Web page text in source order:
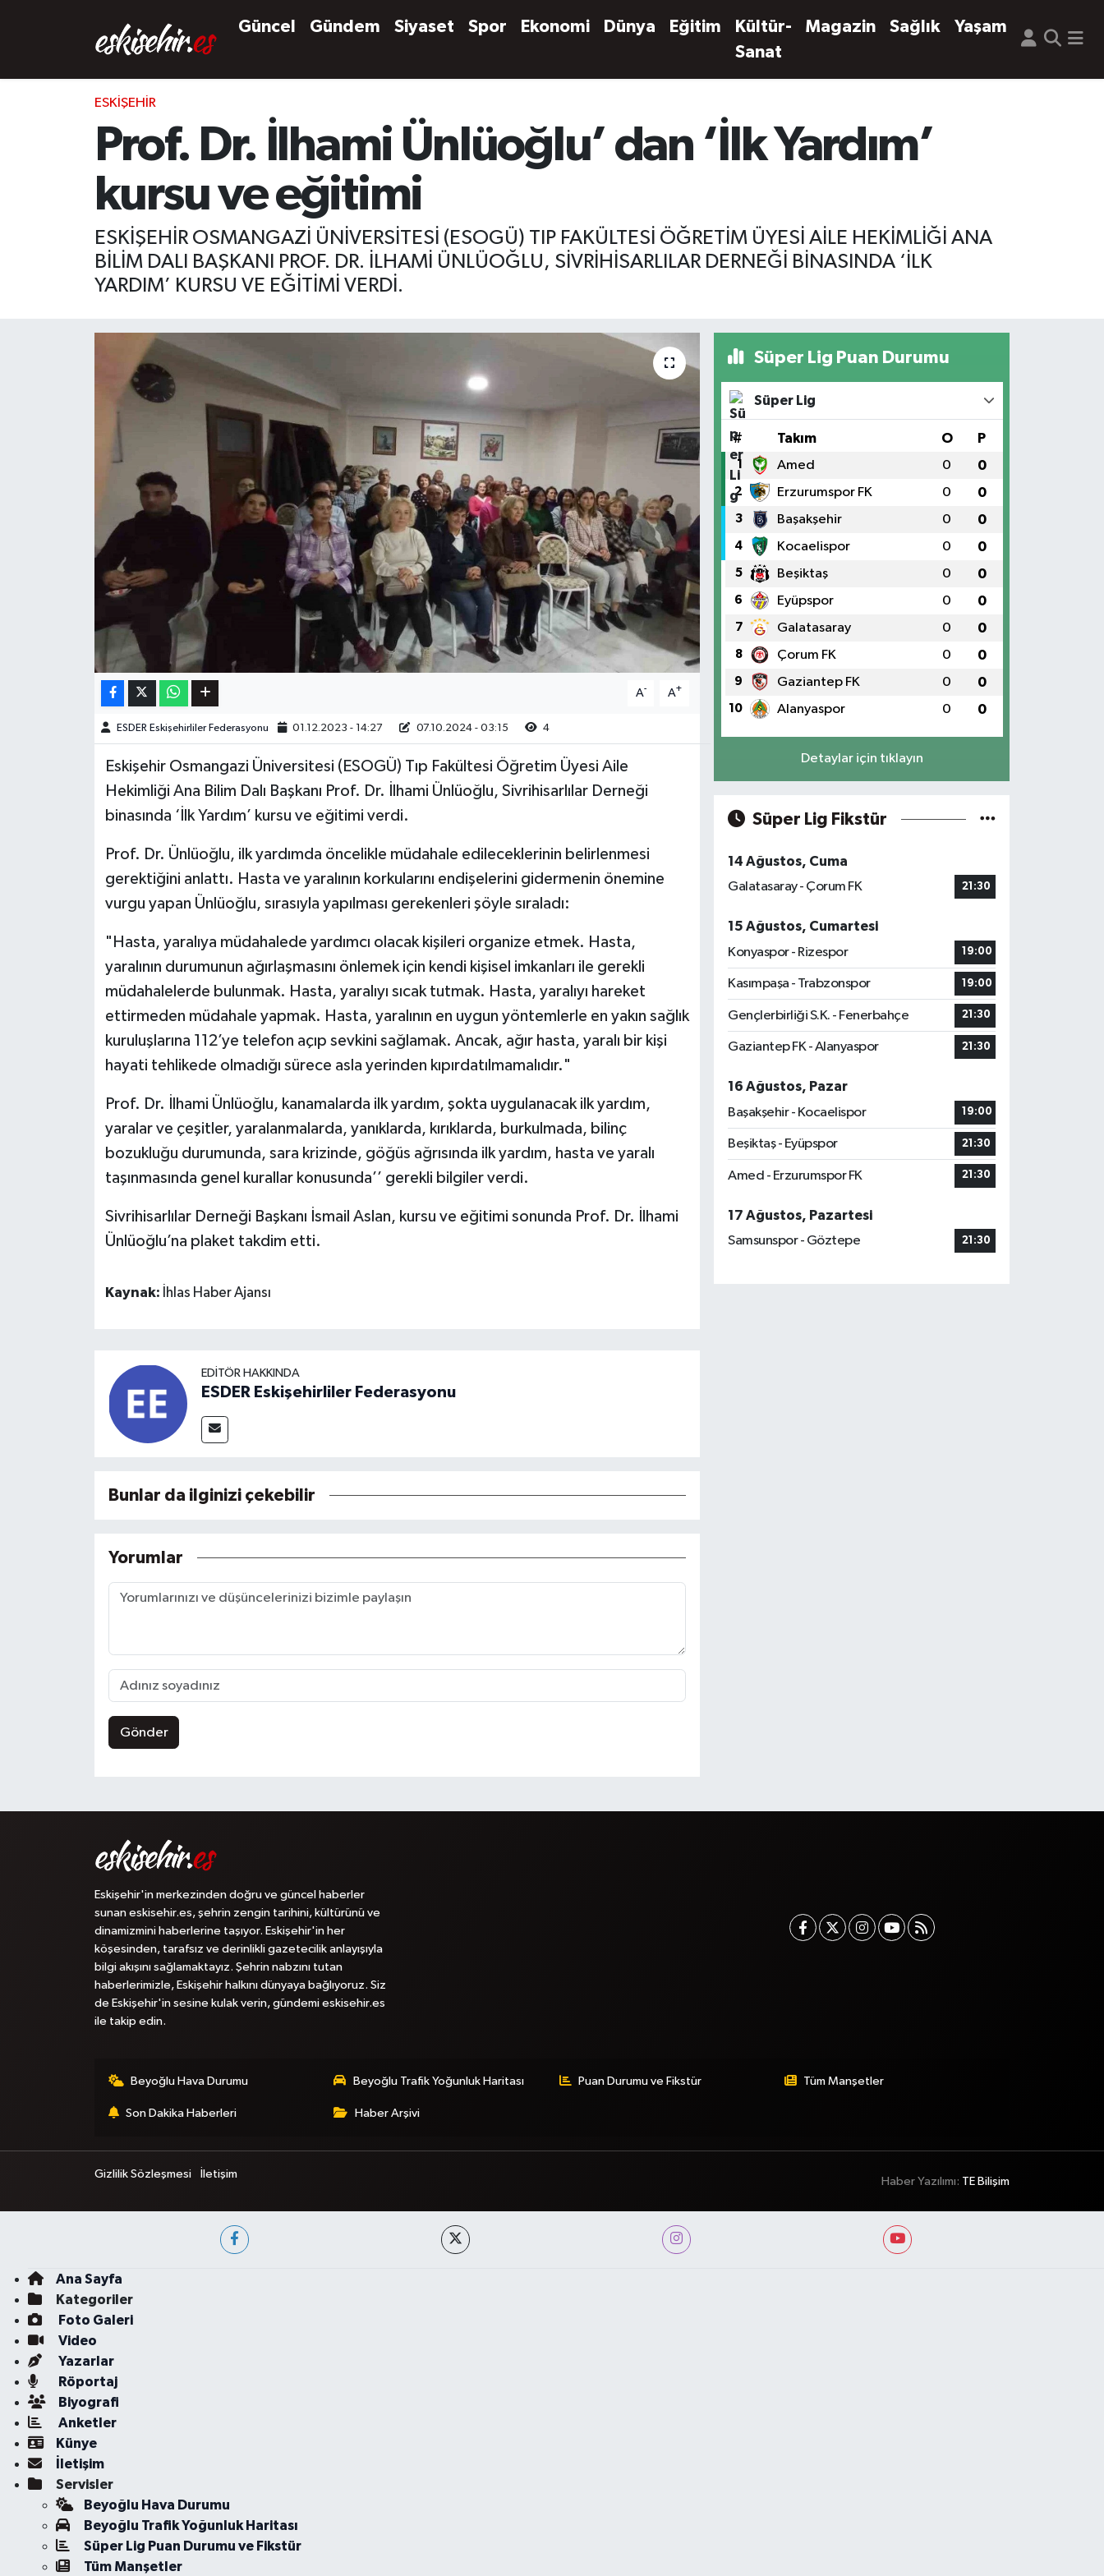
Güncel Gündem Siyaset Spor Ekonomi Dünya Eğitim
Kültür-
Sanat
Magazin Sağlık Yaşam
ESKIŞEHIR
Prof. Dr. İlhami Ünlüoğlu’ dan ‘İlk Yardım’
kursu ve eğitimi
ESKİŞEHİR OSMANGAZİ ÜNİVERSİTESİ (ESOGÜ) TIP FAKÜLTESİ ÖĞRETİM ÜYESİ AİLE HEKİMLİĞİ ANA
BİLİM DALI BAŞKANI PROF. DR. İLHAMİ ÜNLÜOĞLU, SİVRİHİSARLILAR DERNEĞİ BİNASINDA ‘İLK
YARDIM’ KURSU VE EĞİTİMİ VERDİ.
A- A+
ESDER Eskişehirliler Federasyonu 01.12.2023 - 14:27 07.10.2024 - 03:15 4
Eskişehir Osmangazi Üniversitesi (ESOGÜ) Tıp Fakültesi Öğretim Üyesi Aile
Hekimliği Ana Bilim Dalı Başkanı Prof. Dr. İlhami Ünlüoğlu, Sivrihisarlılar Derneği
binasında ‘İlk Yardım’ kursu ve eğitimi verdi.
Prof. Dr. Ünlüoğlu, ilk yardımda öncelikle müdahale edileceklerinin belirlenmesi
gerektiğini anlattı. Hasta ve yaralının korkularını endişelerini gidermenin önemine
vurgu yapan Ünlüoğlu, sırasıyla yapılması gerekenleri şöyle sıraladı:
"Hasta, yaralıya müdahalede yardımcı olacak kişileri organize etmek. Hasta,
yaralının durumunun ağırlaşmasını önlemek için kendi kişisel imkanları ile gerekli
müdahalelerde bulunmak. Hasta, yaralıyı sıcak tutmak. Hasta, yaralıyı hareket
ettirmeden müdahale yapmak. Hasta, yaralının en uygun yöntemlerle en yakın sağlık
kuruluşlarına 112’ye telefon açıp sevkini sağlamak. Ancak, ağır hasta, yaralı bir kişi
hayati tehlikede olmadığı sürece asla yerinden kıpırdatılmamalıdır."
Prof. Dr. İlhami Ünlüoğlu, kanamalarda ilk yardım, şokta uygulanacak ilk yardım,
yaralar ve çeşitler, yaralanmalarda, yanıklarda, kırıklarda, burkulmada, bilinç
bozukluğu durumunda, sara krizinde, göğüs ağrısında ilk yardım, hasta ve yaralı
taşınmasında genel kurallar konusunda’’ gerekli bilgiler verdi.
Sivrihisarlılar Derneği Başkanı İsmail Aslan, kursu ve eğitimi sonunda Prof. Dr. İlhami
Ünlüoğlu’na plaket takdim etti.
Kaynak: İhlas Haber Ajansı
EDITÖR HAKKINDA
ESDER Eskişehirliler Federasyonu
Bunlar da ilginizi çekebilir
Yorumlar
Gönder
Süper Lig Puan Durumu
Süper Lig
# Takım O P
1 Amed 0 0
2 Erzurumspor FK 0 0
3 Başakşehir 0 0
4 Kocaelispor 0 0
5 Beşiktaş 0 0
6 Eyüpspor 0 0
7 Galatasaray 0 0
8 Çorum FK 0 0
9 Gaziantep FK 0 0
10 Alanyaspor 0 0
Detaylar için tıklayın
Süper Lig Fikstür
14 Ağustos, Cuma
Galatasaray - Çorum FK
21:30
15 Ağustos, Cumartesi
Konyaspor - Rizespor
19:00
Kasımpaşa - Trabzonspor 19:00
Gençlerbirliği S.K. - Fenerbahçe 21:30
Gaziantep FK - Alanyaspor 21:30
16 Ağustos, Pazar
Başakşehir - Kocaelispor
19:00
Beşiktaş - Eyüpspor 21:30
Amed - Erzurumspor FK 21:30
17 Ağustos, Pazartesi
Samsunspor - Göztepe
21:30
Eskişehir'in merkezinden doğru ve güncel haberler
sunan eskisehir.es, şehrin zengin tarihini, kültürünü ve
dinamizmini haberlerine taşıyor. Eskişehir'in her
köşesinden, tarafsız ve derinlikli gazetecilik anlayışıyla
bilgi akışını sağlamaktayız. Şehrin nabzını tutan
haberlerimizle, Eskişehir halkını dünyaya bağlıyoruz. Siz
de Eskişehir'in sesine kulak verin, gündemi eskisehir.es
ile takip edin.
Beyoğlu Hava Durumu Beyoğlu Trafik Yoğunluk Haritası Puan Durumu ve Fikstür Tüm Manşetler
Son Dakika Haberleri Haber Arşivi
Gizlilik Sözleşmesi İletişim
Haber Yazılımı: TE Bilişim
Ana Sayfa
Kategoriler
Foto Galeri
Video
Yazarlar
Röportaj
Biyografi
Anketler
Künye
İletişim
Servisler
Beyoğlu Hava Durumu
Beyoğlu Trafik Yoğunluk Haritası
Süper Lig Puan Durumu ve Fikstür
Tüm Manşetler